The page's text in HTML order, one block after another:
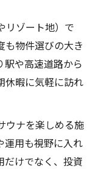
リゾート地）で
も物件選びの大き
駅や高速道路から
休暇に気軽に訪れ
ウナを楽しめる施
運用も視野に入れ
だけでなく、投資